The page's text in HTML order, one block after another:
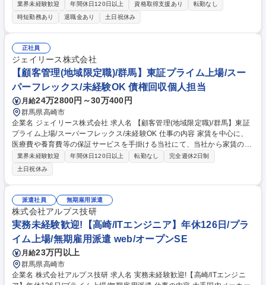
イス等、総合的な観点からのコンサルティングを行います。表面的ではな
く本質的な課題に向き合うことができるお仕事です 資産全般やソリューシ
ョンに関する幅広い知識が必要になりますが充実した研修で身に着けてい
ただきますのでご安心ください。身に着けたスキルを基にお客様との信頼
関係を構築していき本質的な課題解決をお任せします。 ≪魅力≫野村グル
ープの全機能を用いた総合コンサルティングサービスの提供により、富裕
層や法人のお客様へ付加価値の高いサービスをお届けすることができます
募集職種 群馬/転勤無【第二新卒採用4/1入社】ウェルス・マネジメント業
務/未経験歓迎
業界未経験歓迎 年間休日120日以上 資格取得支援あり
転勤なし
時短勤務あり
退職金あり 土日祝休み
正社員
ジェイリース株式会社
【顧客管理(地域限定職)/群馬】東証プライム上場/スー
パーフレックス/未経験OK 債権回収個人担当
月給24万2800円～30万400円
群馬県高崎市
企業名 ジェイリース株式会社 求人名 【顧客管理(地域限定職)/群馬】東証
プライム上場/スーパーフレックス/未経験OK 仕事の内容 家賃を中心に、
医療費や養育費等の保証サービスを手掛ける当社にて、当社から家賃の支
払いにお困りの入居者さまへ立替え払いを行った際、入居者さまへ連絡を
行い、返済のためのアドバイスをしていただきます。 【具体的には】 ・
入居者様とのお家賃等に関するお支払いの電話相談、来店相談、他カウン
セリングの顧客管理業務。 ・自社システムを使用してのパソコン操作。通
話履歴入力、データ入力、文書作成等。 ・入居者様の賃貸ライフのサポー
ト及び家主様、不動産管理会社様への賃貸経営サポート業務等。 (変更範
囲：当社が定める業務) 募集職種 【顧客管理(地域限定職)/群馬】東証プラ
イム上場/スーパーフレックス/未経験OK
業界未経験歓迎 年間休日120日以上 転勤なし
完全週休2日制
土日祝休み
派遣社員 無期雇用派遣
株式会社アルプス技研
実務未経験歓迎!【高崎/ITエンジニア】年休126日/プラ
イム上場/無期雇用派遣 web/オープンSE
月給23万円以上
群馬県高崎市
企業名 株式会社アルプス技研 求人名 実務未経験歓迎!【高崎/ITエンジニ